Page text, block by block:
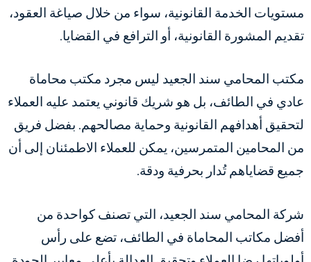
مستويات الخدمة القانونية، سواء من خلال صياغة العقود،
تقديم المشورة القانونية، أو الترافع في القضايا.
مكتب المحامي سند الجعيد ليس مجرد مكتب محاماة
عادي في الطائف، بل هو شريك قانوني يعتمد عليه العملاء
لتحقيق أهدافهم القانونية وحماية مصالحهم. بفضل فريق
من المحامين المتمرسين، يمكن للعملاء الاطمئنان إلى أن
جميع قضاياهم تُدار بحرفية ودقة.
شركة المحامي سند الجعيد، التي تصنف كواحدة من
أفضل مكاتب المحاماة في الطائف، تضع على رأس